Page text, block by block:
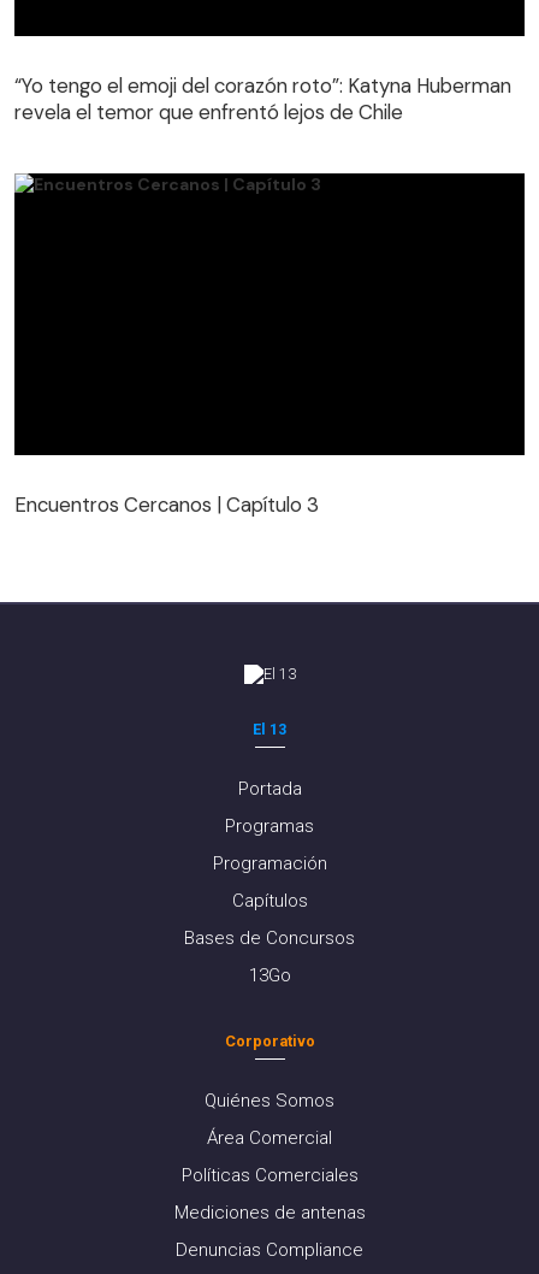
“Yo tengo el emoji del corazón roto”: Katyna Huberman
revela el temor que enfrentó lejos de Chile
Encuentros Cercanos | Capítulo 3
El 13
Portada
Programas
Programación
Capítulos
Bases de Concursos
13Go
Corporativo
Quiénes Somos
Área Comercial
Políticas Comerciales
Mediciones de antenas
Denuncias Compliance